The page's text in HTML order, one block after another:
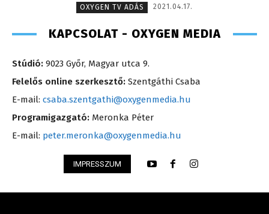
OXYGEN TV ADÁS
2021.04.17.
KAPCSOLAT - OXYGEN MEDIA
Stúdió: 9023 Győr, Magyar utca 9.
Felelős online szerkesztő: Szentgáthi Csaba
E-mail: csaba.szentgathi@oxygenmedia.hu
Programigazgató: Meronka Péter
E-mail: peter.meronka@oxygenmedia.hu
IMPRESSZUM